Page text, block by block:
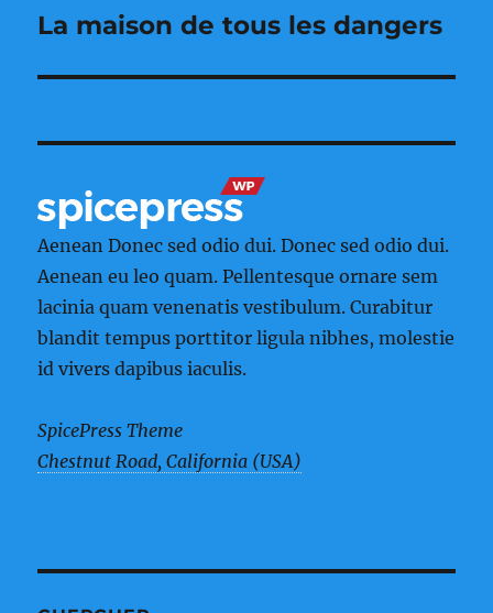
Publication
La maison de tous les dangers
Aenean Donec sed odio dui. Donec sed odio dui.
Aenean eu leo quam. Pellentesque ornare sem
lacinia quam venenatis vestibulum. Curabitur
blandit tempus porttitor ligula nibhes, molestie
id vivers dapibus iaculis.
SpicePress Theme
Chestnut Road, California (USA)